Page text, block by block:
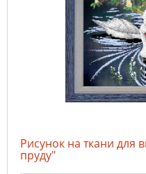
Рисунок на ткани
пруду"